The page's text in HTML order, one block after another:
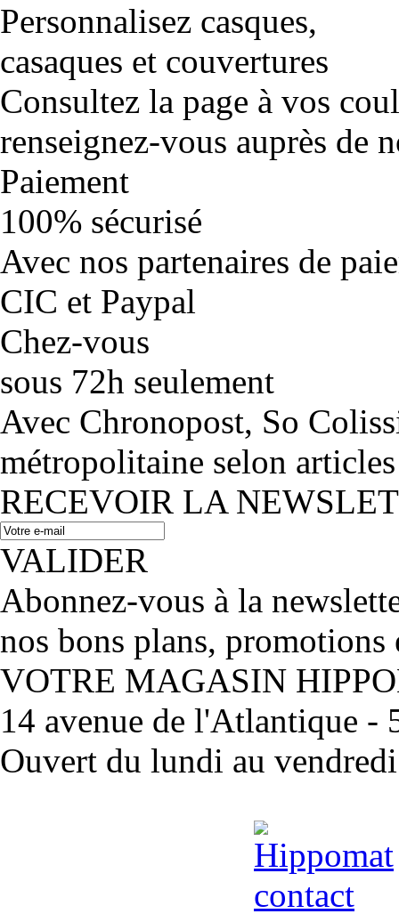
Personnalisez casques,
casaques et couvertures
Consultez la page à vos
renseignez-vous auprès de
Paiement
100% sécurisé
Avec nos partenaires de
CIC et Paypal
Chez-vous
sous 72h seulement
Avec Chronopost, So
métropolitaine selon
RECEVOIR LA
VALIDER
Abonnez-vous à la
nos bons plans, promotions
VOTRE MAGASIN
14 avenue de l'Atlantique -
Ouvert du lundi au